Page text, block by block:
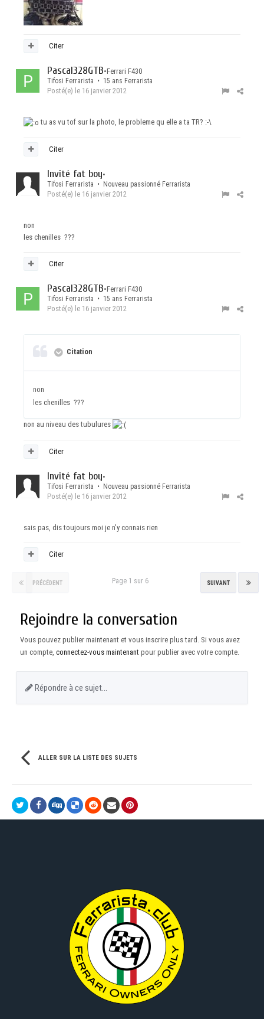
Citer
Pascal328GTB•Ferrari F430
Tifosi Ferrarista • 15 ans Ferrarista
Posté(e) le 16 janvier 2012
tu as vu tof sur la photo, le probleme qu elle a ta TR? :-\
Citer
Invité fat boy•
Tifosi Ferrarista • Nouveau passionné Ferrarista
Posté(e) le 16 janvier 2012
non
les chenilles ???
Citer
Pascal328GTB•Ferrari F430
Tifosi Ferrarista • 15 ans Ferrarista
Posté(e) le 16 janvier 2012
Citation
non
les chenilles ???
non au niveau des tubulures
Citer
Invité fat boy•
Tifosi Ferrarista • Nouveau passionné Ferrarista
Posté(e) le 16 janvier 2012
sais pas, dis toujours moi je n'y connais rien
Citer
PRÉCÉDENT SUIVANT
Page 1 sur 6
Rejoindre la conversation
Vous pouvez publier maintenant et vous inscrire plus tard. Si vous avez
un compte, connectez-vous maintenant pour publier avec votre compte.
Répondre à ce sujet…
ALLER SUR LA LISTE DES SUJETS